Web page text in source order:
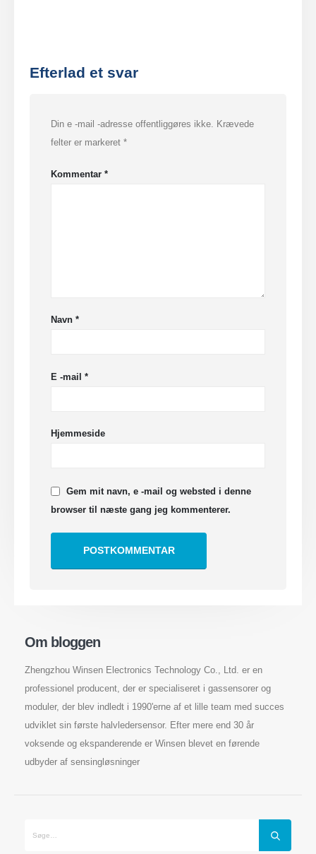
Efterlad et svar
Din e -mail -adresse offentliggøres ikke. Krævede
felter er markeret*
Kommentar*
Navn*
E -mail*
Hjemmeside
Gem mit navn, e -mail og websted i denne
browser til næste gang jeg kommenterer.
Om bloggen
Zhengzhou Winsen Electronics Technology Co., Ltd. er en
professionel producent, der er specialiseret i gassensorer og
moduler, der blev indledt i 1990'erne af et lille team med succes
udviklet sin første halvledersensor. Efter mere end 30 år
voksende og ekspanderende er Winsen blevet en førende
udbyder af sensingløsninger